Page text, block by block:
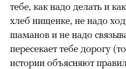
тебе, как надо делать и
хлеб нищенке, не надо
шаманов и не надо
пересекает тебе дорогу
истории объясняют